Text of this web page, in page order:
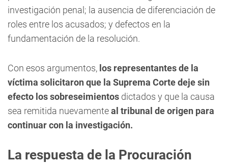
investigación penal; la ausencia de diferenciación de
roles entre los acusados; y defectos en la
fundamentación de la resolución.
Con esos argumentos, los representantes de la
víctima solicitaron que la Suprema Corte deje sin
efecto los sobreseimientos dictados y que la causa
sea remitida nuevamenteal tribunal de origen para
continuar con la investigación.
La respuesta de la Procuración